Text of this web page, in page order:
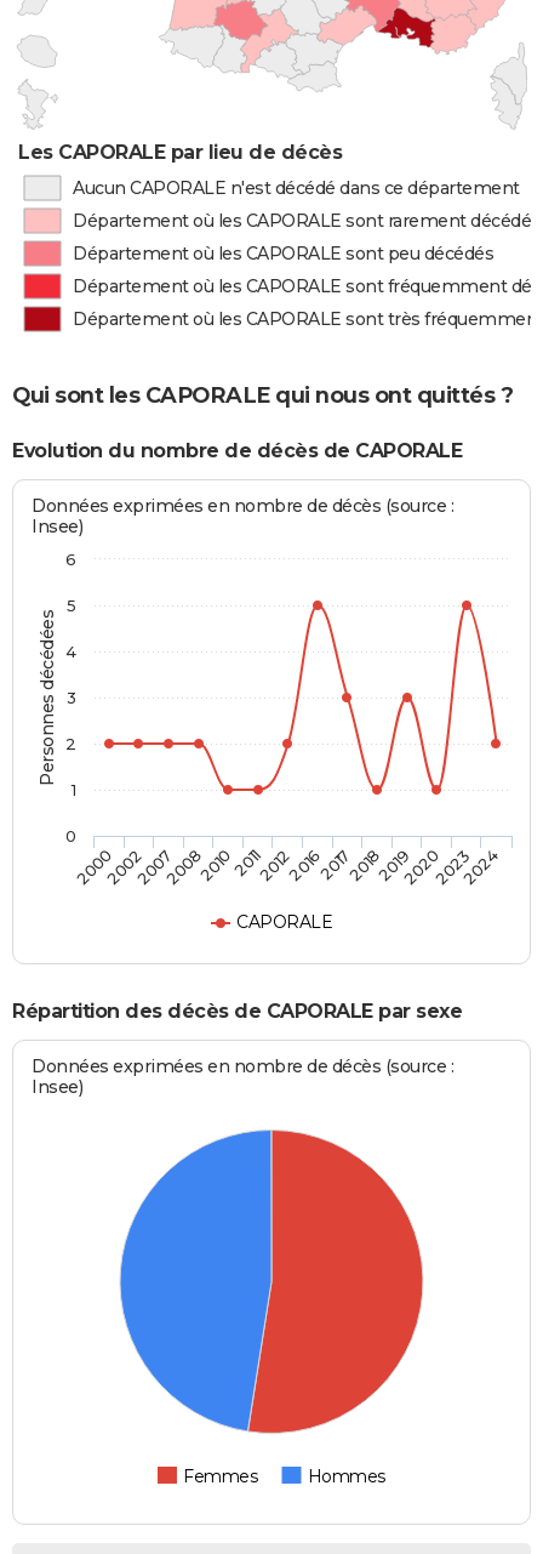
Les CAPORALE par lieu de décès
Aucun CAPORALE n'est décédé dans ce département
Département où les CAPORALE sont rarement décédés
Département où les CAPORALE sont peu décédés
Département où les CAPORALE sont fréquemment
Département où les CAPORALE sont très
Qui sont les CAPORALE qui nous ont quittés ?
Evolution du nombre de décès de CAPORALE
Personnes décédées
Données exprimées en nombre de décès (source :
Insee)
CAPORALE
20002002200720082010201120122016201720182019202020232024
0
1
2
3
4
5
6
Répartition des décès de CAPORALE par sexe
Données exprimées en nombre de décès (source :
Insee)
Femmes Hommes